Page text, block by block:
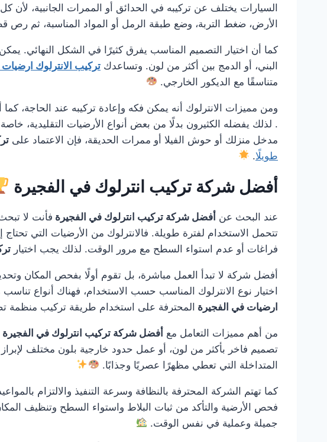
السيارات يختلف عن تركيبه في الحدائق أو الممرات الجانبية،
الأرض، ضغط التربة، وضع طبقة الرمل أو المواد المناسبة، ثم
كما أن اختيار التصميم المناسب يفرق كثيرًا في الشكل النهائي.
البني، أو الدمج بين أكثر من لون. وتساعدك تركيب الانترلوك
متناسقًا مع الديكور الخارجي.
ومن مميزات الانترلوك أنه يمكن فكه وإعادة تركيبه عند الحاجة،
. لذلك يفضله الكثيرون بدلًا من بعض أنواع الأرضيات التقليدية،
مدخل منزلك أو حوش الفيلا أو ممرات الحديقة، فإن الاعتماد على
طويلًا.
أفضل شركة تركيب انترلوك في الفجيرة
عند البحث عن أفضل شركة تركيب انترلوك في الفجيرة فأنت لا
تتحمل الاستخدام لفترة طويلة. فالانترلوك من الأرضيات التي
فراغات أو عدم استواء السطح مع مرور الوقت. لذلك يجب اختيار
أفضل شركة لا تبدأ العمل مباشرة، بل تقوم أولًا بفحص المكان
اختيار نوع الانترلوك المناسب حسب الاستخدام، فهناك أنواع
ارضيات في الفجيرة المحترفة على استخدام طريقة تركيب منظمة
من أهم مميزات التعامل مع أفضل شركة تركيب انترلوك في الفجيرة
تصميم فاخر بأكثر من لون، أو عمل حدود خارجية بلون مختلف
المتداخلة التي تعطي مظهرًا عصريًا وجذابًا.
كما تهتم الشركة المحترفة بالنظافة وسرعة التنفيذ والالتزام
فحص الأرضية والتأكد من ثبات البلاط واستواء السطح وتنظيف
جميلة وعملية في نفس الوقت.